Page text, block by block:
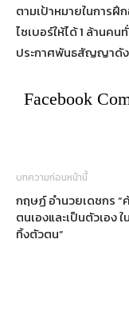
ตามเป้าหมายในการ
ไซเบอร์ให้ได้ 1 ล้านค
ประกาศพันธสัญญาดัง
Facebook
บทความก่อนหน้านี้
กฤษฏ์ อำนวยเดชกร “
ตนเองและเป็นตัวเอง
ทิ้งตัวตน”